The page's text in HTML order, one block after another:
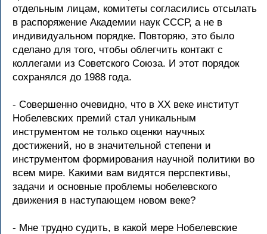
отдельным лицам, комитеты согласились отсылать
в распоряжение Академии наук СССР, а не в
индивидуальном порядке. Повторяю, это было
сделано для того, чтобы облегчить контакт с
коллегами из Советского Союза. И этот порядок
сохранялся до 1988 года.
- Совершенно очевидно, что в XX веке институт
Нобелевских премий стал уникальным
инструментом не только оценки научных
достижений, но в значительной степени и
инструментом формирования научной политики во
всем мире. Какими вам видятся перспективы,
задачи и основные проблемы нобелевского
движения в наступающем новом веке?
- Мне трудно судить, в какой мере Нобелевские